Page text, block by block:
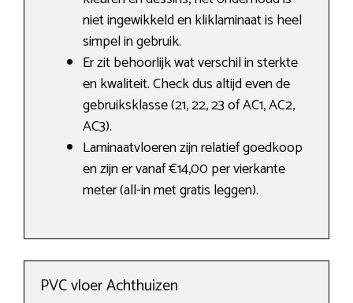
niet ingewikkeld en kliklaminaat is heel
simpel in gebruik.
Er zit behoorlijk wat verschil in sterkte
en kwaliteit. Check dus altijd even de
gebruiksklasse (21, 22, 23 of AC1, AC2,
AC3).
Laminaatvloeren zijn relatief goedkoop
en zijn er vanaf €14,00 per vierkante
meter (all-in met gratis leggen).
PVC vloer Achthuizen